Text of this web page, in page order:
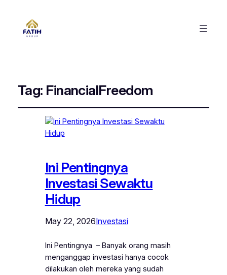
Tag: FinancialFreedom
Ini Pentingnya
Investasi Sewaktu
Hidup
May 22, 2026Investasi
Ini Pentingnya – Banyak orang masih
menganggap investasi hanya cocok
dilakukan oleh mereka yang sudah